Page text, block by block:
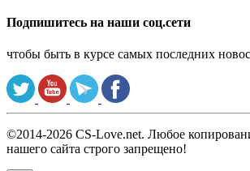
Подпишитесь на наши соц.сети
чтобы быть в курсе самых последних
©2014-2026 CS-Love.net. Любое
нашего сайта строго запрещено!